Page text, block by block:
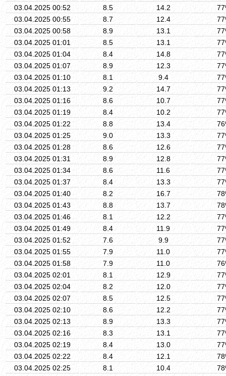
03.04.2025 00:52
8.5 14.2
03.04.2025 00:55
8.7 12.4
03.04.2025 00:58
8.9 13.1
03.04.2025 01:01
8.5 13.1
03.04.2025 01:04
8.4 14.8
03.04.2025 01:07
8.9 12.3
03.04.2025 01:10
8.1 9.4
03.04.2025 01:13
9.2 14.7
03.04.2025 01:16
8.6 10.7
03.04.2025 01:19
8.4 10.2
03.04.2025 01:22
8.8 13.4
03.04.2025 01:25
9.0 13.3
03.04.2025 01:28
8.6 12.6
03.04.2025 01:31
8.9 12.8
03.04.2025 01:34
8.6 11.6
03.04.2025 01:37
8.4 13.3
03.04.2025 01:40
8.2 16.7
03.04.2025 01:43
8.8 13.7
03.04.2025 01:46
8.1 12.2
03.04.2025 01:49
8.4 11.9
03.04.2025 01:52
7.6 9.9
03.04.2025 01:55
7.9 11.0
03.04.2025 01:58
7.9 11.0
03.04.2025 02:01
8.1 12.9
03.04.2025 02:04
8.2 12.0
03.04.2025 02:07
8.5 12.5
03.04.2025 02:10
8.6 12.2
03.04.2025 02:13
8.9 13.3
03.04.2025 02:16
8.3 13.1
03.04.2025 02:19
8.4 13.0
03.04.2025 02:22
8.4 12.1
03.04.2025 02:25
8.1 10.4